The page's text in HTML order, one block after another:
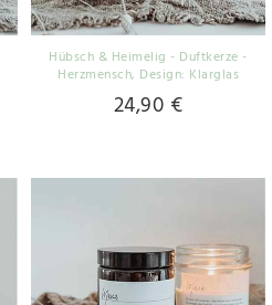
Hübsch & Heimelig - Duftkerze -
Herzmensch, Design: Klarglas
24,90 €